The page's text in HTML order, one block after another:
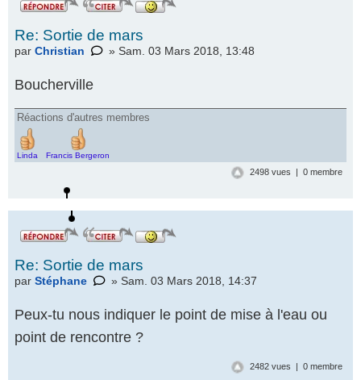
Re: Sortie de mars
par Christian » Sam. 03 Mars 2018, 13:48
Boucherville
Réactions d'autres membres
Linda Francis Bergeron
2498 vues | 0 membre
Re: Sortie de mars
par Stéphane » Sam. 03 Mars 2018, 14:37
Peux-tu nous indiquer le point de mise à l'eau ou
point de rencontre ?
2482 vues | 0 membre